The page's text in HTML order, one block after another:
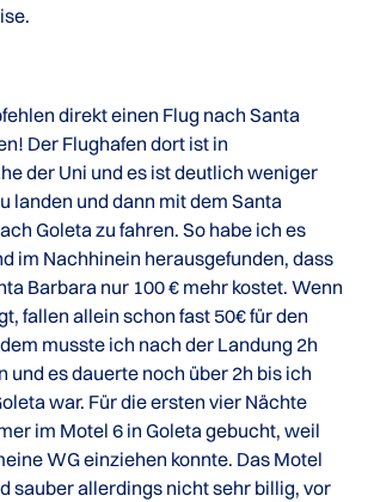
direkt einen Flug nach Santa
Der Flughafen dort ist in
der Uni und es ist deutlich weniger
landen und dann mit dem Santa
Goleta zu fahren. So habe ich es
im Nachhinein herausgefunden, dass
Barbara nur 100 € mehr kostet. Wenn
fallen allein schon fast 50€ für den
musste ich nach der Landung 2h
und es dauerte noch über 2h bis ich
war. Für die ersten vier Nächte
im Motel 6 in Goleta gebucht, weil
WG einziehen konnte. Das Motel
sauber allerdings nicht sehr billig, vor